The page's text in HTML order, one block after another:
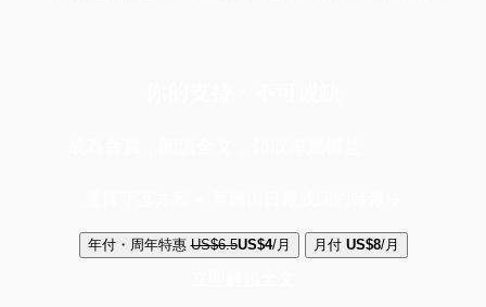
年付・周年特惠 US$6.5US$4/月 月付 US$8/月